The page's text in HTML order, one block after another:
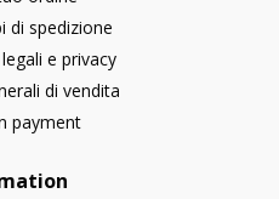
di spedizione
e privacy
di vendita
payment